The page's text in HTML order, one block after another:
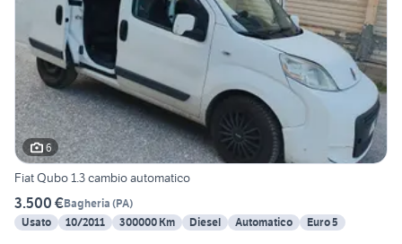
6
Fiat Qubo 1.3 cambio automatico
3.500 €Bagheria (PA)
Usato
10/2011 300000 Km Diesel Automatico Euro 5